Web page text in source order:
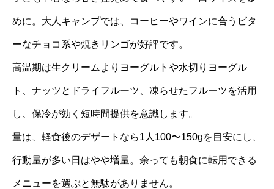
めに。大人キャンプでは、コーヒーやワインに合うビタ
ーなチョコ系や焼きリンゴが好評です。
高温期は生クリームよりヨーグルトや水切りヨーグル
ト、ナッツとドライフルーツ、凍らせたフルーツを活用
し、保冷が効く短時間提供を意識します。
量は、軽食後のデザートなら1人100〜150gを目安にし、
行動量が多い日はやや増量。余っても朝食に転用できる
メニューを選ぶと無駄がありません。